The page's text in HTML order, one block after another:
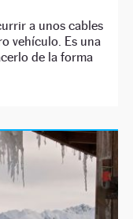
a unos cables
vehículo. Es una
de la forma